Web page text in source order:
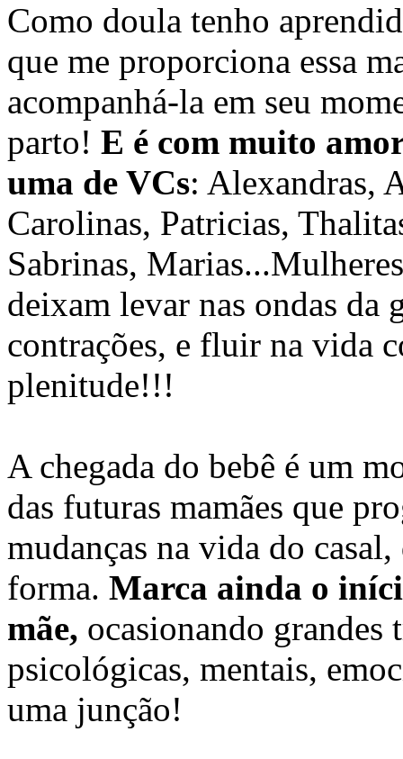
Como doula tenho
que me proporciona essa
acompanhá-la em seu
parto! E é com muito
uma de VCs: Alexandras,
Carolinas, Patricias,
Sabrinas,
deixam levar nas ondas da
contrações, e fluir na vida
plenitude!!!
A chegada do bebê é um
das futuras mamães que
mudanças na vida do
forma. Marca ainda o
mãe, ocasionando grandes
psicológicas, mentais,
uma junção!